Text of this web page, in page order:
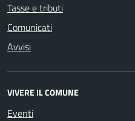
Tasse e tributi
Comunicati
Avvisi
VIVERE IL COMUNE
Eventi